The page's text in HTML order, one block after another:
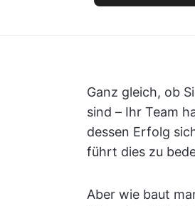
Ganz gleich, ob
sind – Ihr Team
dessen Erfolg
führt dies zu
Aber wie baut